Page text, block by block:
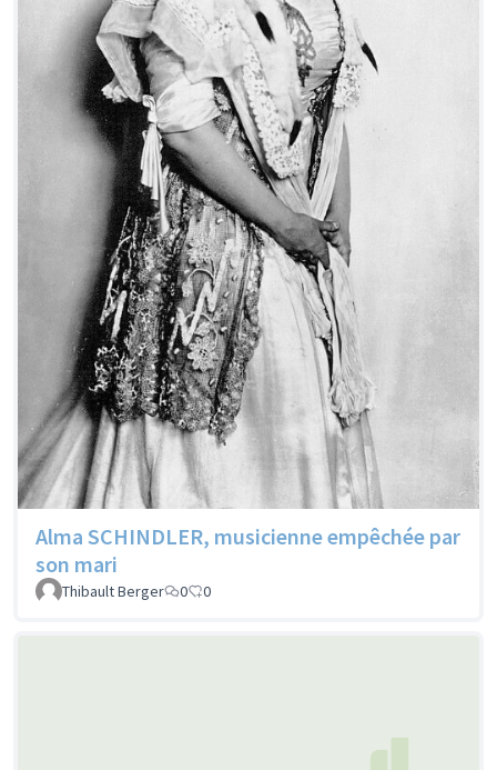
Alma SCHINDLER, musicienne empêchée par
son mari
Thibault Berger 0 0